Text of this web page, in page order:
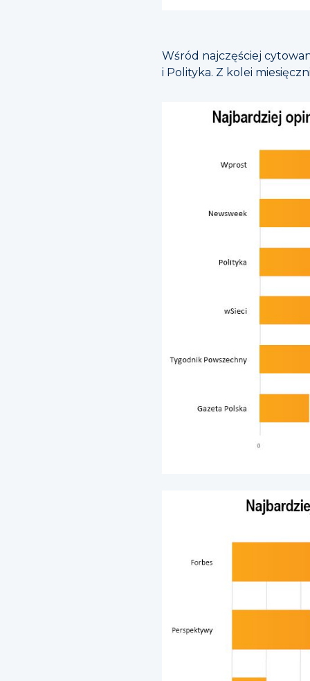
Wśród najczęściej
i Polityka. Z kolei